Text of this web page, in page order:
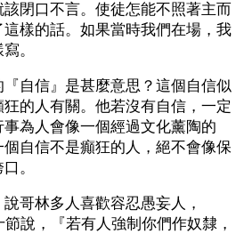
閉口不言。使徒怎能不照著主而
樣的話。如果當時我們在場，我
。
自信』是甚麼意思？這個自信似
的人有關。他若沒有自信，一定
為人會像一個經過文化薰陶的
自信不是癲狂的人，絕不會像保
。
哥林多人喜歡容忍愚妄人，
節說，『若有人強制你們作奴隸，